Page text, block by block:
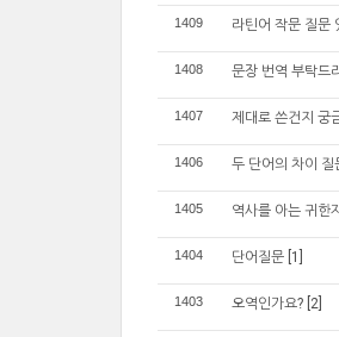
1409 라틴어 작문 질문
1408 문장 번역 부탁드
1407 제대로 쓴건지 궁
1406 두 단어의 차이 질
1405 역사를 아는 귀한
1404 단어질문 [1]
1403 오역인가요? [2]